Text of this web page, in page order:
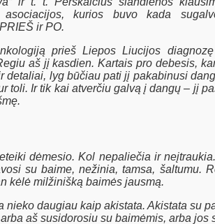
kurios buvo kada
ir PO.
prieš Liepos Liucijos
aš jį kasdien. Kartais pro debesis,
detaliai, lyg būčiau pati jį pakabinusi
toli. Ir tik kai atverčiu galvą į dangų – jį
dėmesio. Kol nepaliečia ir
su baime, nežinia, tamsa, šaltumu.
kėlė milžinišką baimės jausmą.
nieko daugiau kaip akistata. Akistata su
aš susidorosiu su baimėmis, arba jos